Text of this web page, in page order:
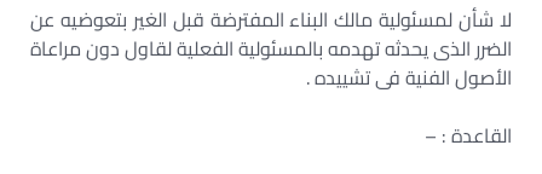
لا شأن لمسئولية مالك البناء المفترضة قبل الغير بتعوضيه عن
الضرر الذى يحدثه تهدمه بالمسئولية الفعلية لقاول دون مراعاة
الأصول الفنية فى تشييده .
القاعدة : –